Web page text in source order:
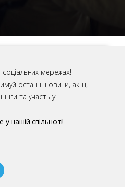
мережах!
останні новини, акції,
та участь у
нашій спільноті!